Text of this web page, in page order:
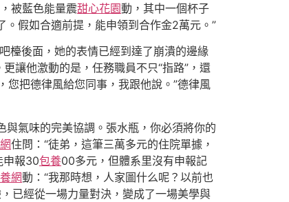
被藍色能量震甜心花園動，其中一個杯子
。假如合適前提，能申領到合作金2萬元。”
檯後面，她的表情已經到達了崩潰的邊緣
讓他激動的是，任務職員不只“指路”，還
您把德律風給您同事，我跟他說。”德律風
氣味的完美協調。張水瓶，你必須將你的
住問：“徒弟，這筆三萬多元的住院單據，
申報30包養00多元，但體系里沒有申報記
網動：“我那時想，人家圖什么呢？以前也
已經從一場力量對決，變成了一場美學與